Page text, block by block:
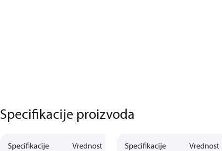
Specifikacije proizvoda
Specifikacije Vrednost Specifikacije Vrednost